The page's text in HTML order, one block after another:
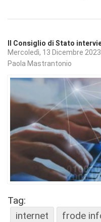
Il Consiglio di Stato
Mercoledì, 13 Dicembre 2023
Paola Mastrantonio
Tag:
internet
frode